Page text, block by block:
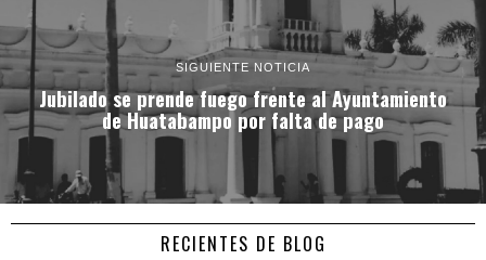
SIGUIENTE NOTICIA
Jubilado se prende fuego frente al Ayuntamiento
de Huatabampo por falta de pago
RECIENTES DE BLOG